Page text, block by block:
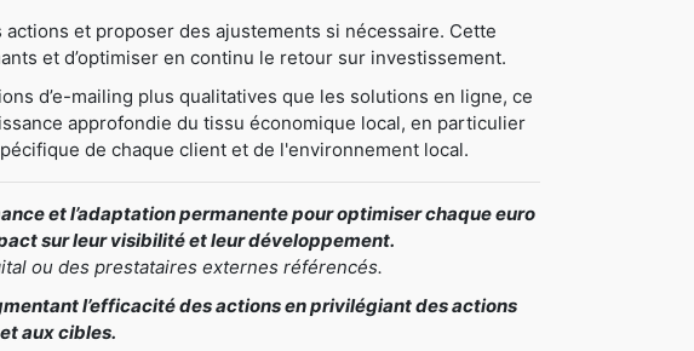
et proposer des ajustements si nécessaire. Cette
et d’optimiser en continu le retour sur investissement.
d’e-mailing plus qualitatives que les solutions en ligne, ce
approfondie du tissu économique local, en particulier
de chaque client et de l'environnement local.
et l’adaptation permanente pour optimiser chaque euro
sur leur visibilité et leur développement.
ou des prestataires externes référencés.
l’efficacité des actions en privilégiant des actions
aux cibles.